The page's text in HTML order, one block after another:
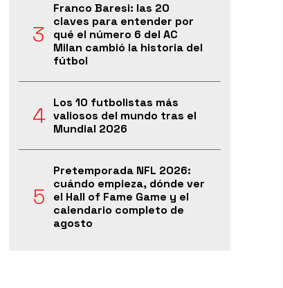
Franco Baresi: las 20
claves para entender por
qué el número 6 del AC
Milan cambió la historia del
fútbol
Los 10 futbolistas más
valiosos del mundo tras el
Mundial 2026
Pretemporada NFL 2026:
cuándo empieza, dónde ver
el Hall of Fame Game y el
calendario completo de
agosto